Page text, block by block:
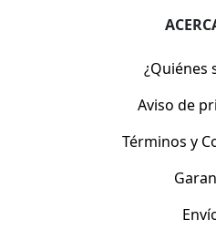
¿Quiénes
Aviso de
Términos y